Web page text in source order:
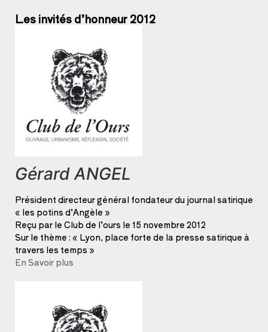
Les invités d’honneur 2012
Gérard ANGEL
Président directeur général fondateur du journal satirique
« les potins d’Angèle »
Reçu par le Club de l’ours le 15 novembre 2012
Sur le thème : « Lyon, place forte de la presse satirique à
travers les temps »
En Savoir plus